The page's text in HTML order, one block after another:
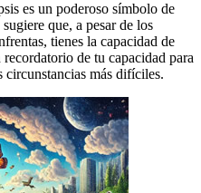
es un poderoso símbolo de
sugiere que, a pesar de los
tienes la capacidad de
de tu capacidad para
circunstancias más difíciles.